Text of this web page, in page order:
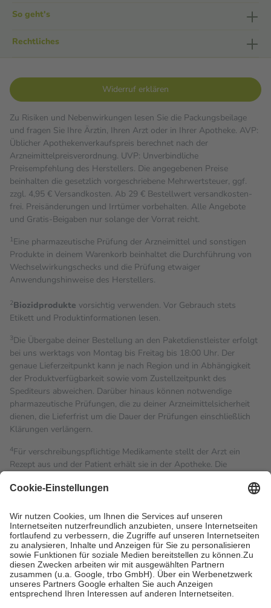
So geht's
Rechtliches
Widerruf erklären
Zu Risiken und Nebenwirkungen lesen Sie die Packungsbeilage
und fragen Sie Ihre Ärztin, Ihren Arzt oder in Ihrer Apotheke. AVP:
Üblicher Apothekenverkaufspreis berechnet nach der
Arzneimittelpreisverordnung. UVP: Unverbindliche
Preisempfehlung des Herstellers. Die angegebenen Preise
beinhalten die gesetzlich vorgeschriebene Mehrwertsteuer, ggf.
zzgl. 4,95 € Versandkosten. Ab 29 € Bestell­wert versand­kosten­
frei. Preisänderungen und Irrtümer vorbehalten. Alle Angebote
und Gratis-Beigaben nur solange der Vorrat reicht.
1Eine pharmazeutische Prüfung der Arzneimittel und sonstigen
Produkte in deinem Warenkorb beinhaltet die Durchführung von
Wechselwirkungschecks und die Prüfung etwaiger
Anwendungshinweise des Herstellers.
2Biozidprodukte vorsichtig verwenden. Vor Gebrauch stets
Etikett und Produktinformationen lesen.
3Die Übergabe deiner Bestellung an den Paketdienstleister erfolgt
bei uns werktags von Montag bis Freitag bis 18:00 Uhr. Der
genaue Lieferzeitpunkt kann je nach Region und in Abhängigkeit
der Produktverfügbarkeit sowie vom Zustellzeitpunkt des
Spediteurs abweichen. Darüber hinaus können notwendige
pharmazeutische Prüfungen, die zu deiner Arzneimittelsicherheit
dienen, die Lieferfrist um die Dauer der Prüfungen einschließlich
Klärungen verlängern.
4Für verschreibungspflichtige Medikamente stellt der Arzt ein
Rezept aus und der Patient erhält sie in der Apotheke. Die
Kosten dafür, der Versicherte trägt einen Teil davon als Zuzahlung
Grundsätzlich leisten Mitglieder Zuzahlungen in Höhe von zehn
Prozent des Abgabepreises,mindestensjedochfünf Euround
höchstens zehn Euro.Es sind jedoch nie mehr als die
tatsächlichen Kosten der Leistung zu entrichten.
Diese Regeln gelten grundsätzlich auch für Online-Apotheken.
Bei Heilmitteln und häuslicher Krankenpflege beträgt die
Zuzahlung zehn Prozent der Kosten sowie zehn Euro je